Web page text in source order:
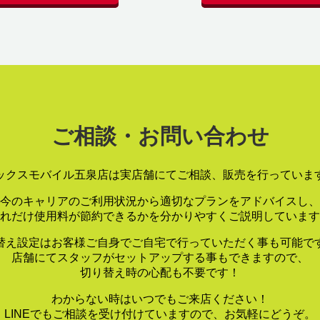
ご相談・お問い合わせ
クスモバイル五泉店は実店舗にてご相談、販売を行っていま
今のキャリアのご利用状況から適切なプランをアドバイスし、
だけ使用料が節約できるかを分かりやすくご説明しています
え設定はお客様ご自身でご自宅で行っていただく事も可能で
店舗にてスタッフがセットアップする事もできますので、
切り替え時の心配も不要です！
わからない時はいつでもご来店ください！
LINEでもご相談を受け付けていますので、お気軽にどうぞ。